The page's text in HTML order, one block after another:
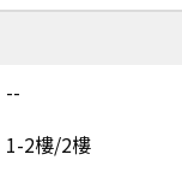
--
1-2樓/2樓